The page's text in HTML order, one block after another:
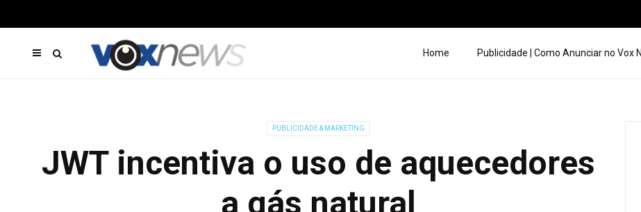
Home Publicidade | Como Anunciar no Vox
PUBLICIDADE & MARKETING
JWT incentiva o uso de aquecedores
a gás natural